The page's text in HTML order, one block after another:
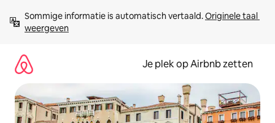
direct
naar
Sommige informatie is automatisch vertaald. Originele taal
weergeven
Je plek op Airbnb zetten